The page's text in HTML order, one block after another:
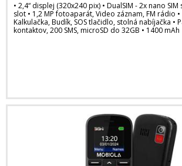
• 2,4“ displej (320x240 pix) • DualSIM - 2x nano
slot • 1,2 MP fotoaparát, Video záznam, FM rádio •
Kalkulačka, Budík, SOS tlačidlo, stolná nabíjačka •
kontaktov, 200 SMS, microSD do 32GB • 1400 mAh